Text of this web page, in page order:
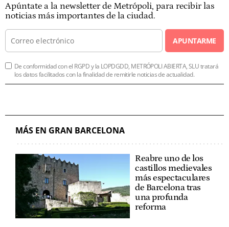
Apúntate a la newsletter de Metrópoli, para recibir las
noticias más importantes de la ciudad.
APUNTARME
De conformidad con el RGPD y la LOPDGDD, METRÓPOLI ABIERTA, SLU tratará
los datos facilitados con la finalidad de remitirle noticias de actualidad.
MÁS EN GRAN BARCELONA
Reabre uno de los
castillos medievales
más espectaculares
de Barcelona tras
una profunda
reforma